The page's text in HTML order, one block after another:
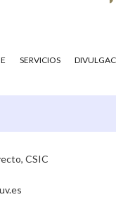
SERVICIOS
CSIC